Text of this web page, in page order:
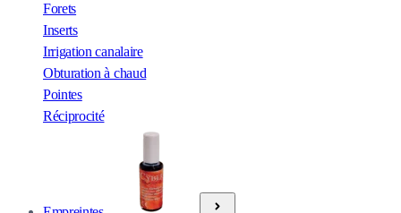
Forets
Inserts
Irrigation canalaire
Obturation à chaud
Pointes
Réciprocité